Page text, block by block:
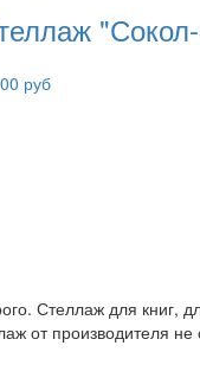
руб
Стеллаж для книг,
от производителя не